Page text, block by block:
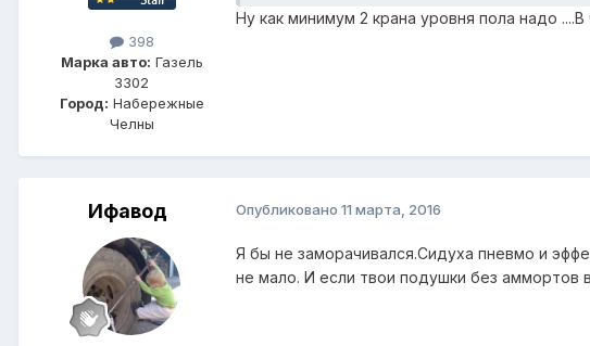
398
Марка авто: Газель
3302
Город: Набережные
Челны
Ну как минимум 2 крана уровня пола надо
Ифавод Опубликовано 11 марта, 2016
Я бы не заморачивался.Сидуха пневмо и
не мало. И если твои подушки без аммортов